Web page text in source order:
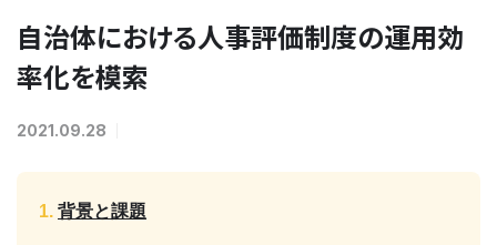
自治体における人事評価制度の運用効
率化を模索
2021.09.28
背景と課題